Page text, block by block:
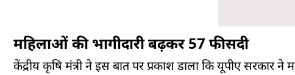
महिलाओं की भागीदारी बढ़कर 57 फीसदी
केंद्रीय कृषि मंत्री ने इस बात पर प्रकाश डाला कि यूपीए